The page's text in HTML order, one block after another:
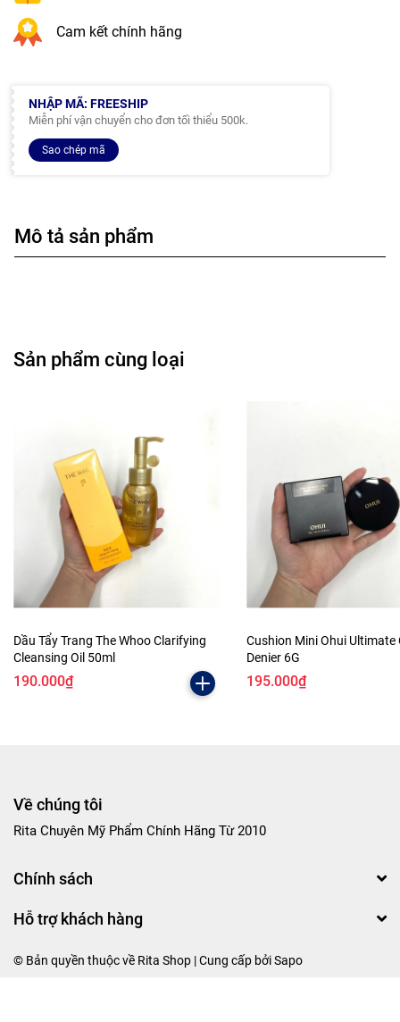
Cam kết chính hãng
NHẬP MÃ: FREESHIP
Miễn phí vận chuyển cho đơn tối thiểu 500k.
Sao chép mã
Mô tả sản phẩm
Sản phẩm cùng loại
Dầu Tẩy Trang The Whoo Clarifying
Cleansing Oil 50ml
190.000₫
Cushion Mini Ohui Ultimate
Denier 6G
195.000₫
Về chúng tôi
Rita Chuyên Mỹ Phẩm Chính Hãng Từ 2010
Chính sách
Hỗ trợ khách hàng
© Bản quyền thuộc về Rita Shop | Cung cấp bởiSapo